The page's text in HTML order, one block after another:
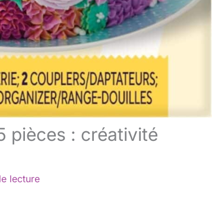
pièces : créativité
lecture